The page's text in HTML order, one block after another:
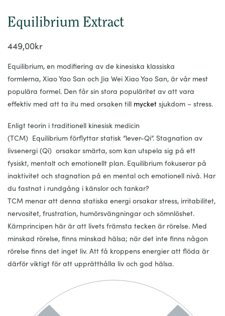
Equilibrium Extract
449,00kr
Equilibrium, en modifiering av de kinesiska klassiska
formlerna, XiaoYao San och Jia Wei XiaoYao San, är vår mest
populära formel. Den får sin stora populäritet av att vara
effektiv med att ta itu med orsaken till mycket sjukdom – stress.
Enligt teorin i traditionell kinesisk medicin
(TCM) Equilibrium förflyttar statisk ”lever-Qi”. Stagnation av
livsenergi (Qi) orsakar smärta, som kan utspela sig på ett
fysiskt, mentalt och emotionellt plan. Equilibrium fokuserar på
inaktivitet och stagnation på en mental och emotionell nivå. Har
du fastnat i rundgång i känslor och tankar?
TCM menar att denna statiska energi orsakar stress, irritabilitet,
nervositet, frustration, humörsvängningar och sömnlöshet.
Kärnprincipen här är att livets främsta tecken är rörelse. Med
minskad rörelse, finns minskad hälsa; när det inte finns någon
rörelse finns det inget liv. Att få kroppens energier att flöda är
därför viktigt för att upprätthålla liv och god hälsa.